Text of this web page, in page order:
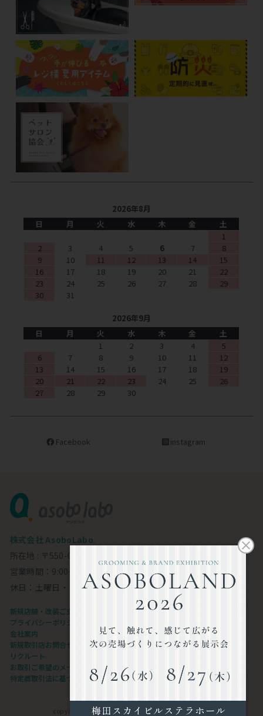
2026年8月
日
月 火 水 木 金
土
1
2
3 4 5 6 7
8
9
10 11 12 13 14
15
16
17 18 19 20 21
22
23
24 25 26 27 28
29
30
31
2026年9月
日
月 火 水 木 金
土
1
2 3 4
5
6
7 8 9 10 11
12
13
14 15 16 17 18
19
20
21 22 23 24 25
26
27
28 29 30
Facebook instagram
株式会社 AsoboLabo
所在地 : 〒550-0002 大阪市西区江戸堀1-23-11 6F
営業時間：9:00～18:00
休日：土曜日・日曜日・祝日
新規店舗・改装ご支援します
プライバシーポリシー
会社案内
新規取引店お問合せフォーム
リクルート
お取引ご希望のメーカー様
特定商取引法に基づく表記
copyright©AsoboLabo co.,ltd. All Rights Reserved.